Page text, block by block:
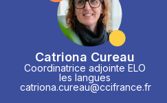
Catriona Cureau
Coordinatrice adjointe ELO
les langues
catriona.cureau@ccifrance.fr